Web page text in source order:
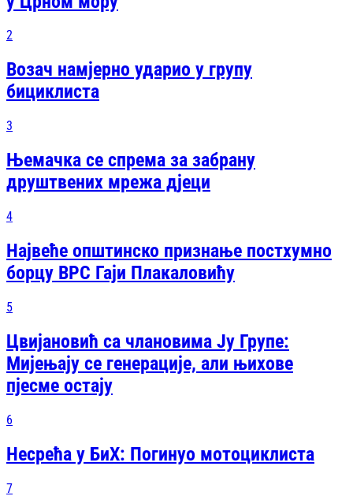
2
Возач намјерно ударио у групу
бициклиста
3
Њемачка се спрема за забрану
друштвених мрежа дјеци
4
Највеће општинско признање постхумно
борцу ВРС Гаји Плакаловићу
5
Цвијановић са члановима Ју Групе:
Мијењају се генерације, али њихове
пјесме остају
6
Несрећа у БиХ: Погинуо мотоциклиста
7